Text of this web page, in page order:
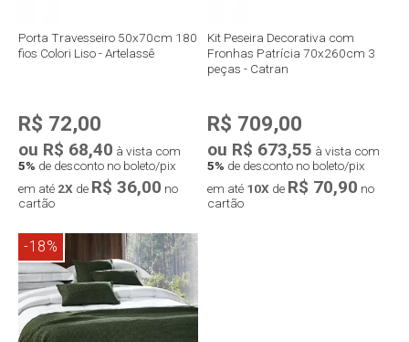
Porta Travesseiro 50x70cm 180
fios Colori Liso - Artelassê
R$ 72,00
ou R$ 68,40 à vista com
5% de desconto no boleto/pix
em até 2X de R$ 36,00 no
cartão
Kit Peseira Decorativa com
Fronhas Patrícia 70x260cm 3
peças - Catran
R$ 709,00
ou R$ 673,55 à vista com
5% de desconto no boleto/pix
em até 10X de R$ 70,90 no
cartão
-18%